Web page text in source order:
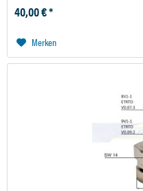
40,00 € *
Merken